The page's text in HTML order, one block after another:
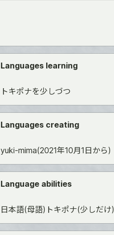
Languages learning
トキポナを少しづつ
Languages creating
yuki-mima(2021年10月1日から)
Language abilities
日本語(母語)トキポナ(少しだけ)